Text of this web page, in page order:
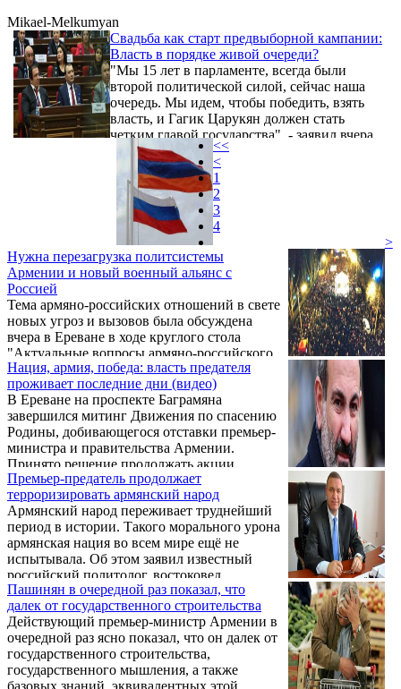
Mikael-Melkumyan
Свадьба как старт предвыборной кампании:
Власть в порядке живой очереди?
"Мы 15 лет в парламенте, всегда были
второй политической силой, сейчас наша
очередь. Мы идем, чтобы победить, взять
власть, и Гагик Царукян должен стать
четким главой государства", - заявил вчера
журналистам видный член партии
"Процветающая Армения" Микаел
Мелкумян. На вопрос о том, как он
представляет Царукяна в качестве
переговорщика, он ответил, что очень
хорошо, поскольку "Гагик Царукян
пользуется высоким авторитетом и в ЕАЭС,
и в Европе, и в других странах, и в Китае".
Нужна перезагрузка политсистемы
Армении и новый военный альянс с
Россией
Тема армяно-российских отношений в свете
новых угроз и вызовов была обсуждена
вчера в Ереване в ходе круглого стола
"Актуальные вопросы армяно-российского
стратегического союза перед лицом угроз и
вызовов современности". Организатором
мероприятия выступили исследовательско-
аналитическая организация "Интеграция и
развитие" и Евразийский экспертный клуб,
в обсуждении приняли участие как
армянские историки, политологи,
экономисты, юристы, так и эксперты из
России.
Нация, армия, победа: власть предателя
проживает последние дни (видео)
В Ереване на проспекте Баграмяна
завершился митинг Движения по спасению
Родины, добивающегося отставки премьер-
министра и правительства Армении.
Принято решение продолжать акции
неповиновения, а очередной митинг
провести в среду, 3 марта, в 16.00 на
площади перед парламентом, где на
правительственном часе должен
присутствовать Никол Пашинян. Ниже
предлагаем вниманию читателей
фрагменты из выступлений участников
митинга, предоставленным агентством
Новости Армении - NEWS.am.
Премьер-предатель продолжает
терроризировать армянский народ
Армянский народ переживает труднейший
период в истории. Такого морального урона
армянская нация во всем мире ещё не
испытывала. Об этом заявил известный
российский политолог, востоковед,
директор «Центра изучения стран Ближнего
Востока и Центральной Азии» Семен
Багдасаров. «Продажа и предательство
Карабаха равны предательству чести и
достоинства всего армянского народа.
«Премьер-министр» продолжает
Пашинян в очередной раз показал, что
далек от государственного строительства
Действующий премьер-министр Армении в
очередной раз ясно показал, что он далек от
государственного строительства,
государственного мышления, а также
базовых знаний, эквивалентных этой
<<
<
1
2
3
4
>